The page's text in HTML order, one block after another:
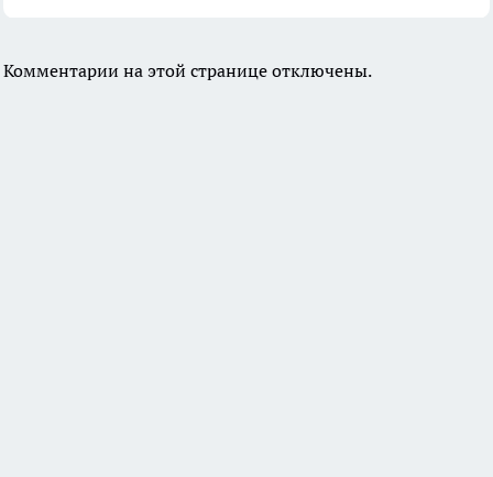
Комментарии на этой странице отключены.